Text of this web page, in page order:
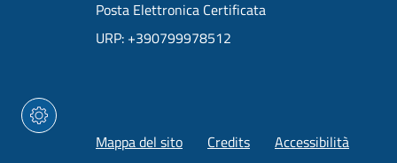
Posta Elettronica Certificata
URP: +390799978512
Mappa del sito Credits Accessibilità